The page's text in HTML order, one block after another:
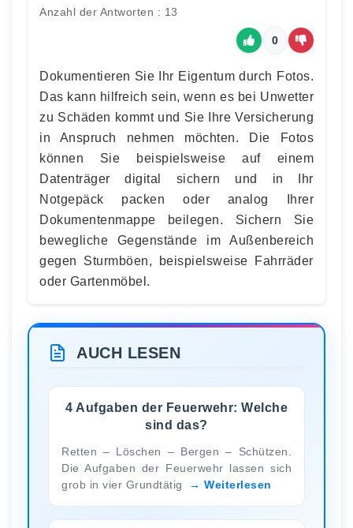
Anzahl der Antworten : 13
0
Dokumentieren Sie Ihr Eigentum durch Fotos.
Das kann hilfreich sein, wenn es bei Unwetter
zu Schäden kommt und Sie Ihre Versicherung
in Anspruch nehmen möchten. Die Fotos
können Sie beispielsweise auf einem
Datenträger digital sichern und in Ihr
Notgepäck packen oder analog Ihrer
Dokumentenmappe beilegen. Sichern Sie
bewegliche Gegenstände im Außenbereich
gegen Sturmböen, beispielsweise Fahrräder
oder Gartenmöbel.
AUCH LESEN
4 Aufgaben der Feuerwehr: Welche
sind das?
Retten – Löschen – Bergen – Schützen.
Die Aufgaben der Feuerwehr lassen sich
grob in vier Grundtätig
Weiterlesen